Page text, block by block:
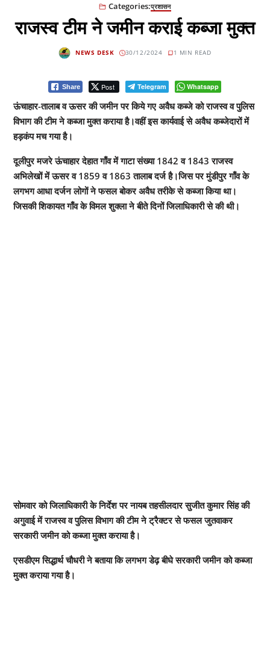
Categories:प्रशासन
राजस्व टीम ने जमीन कराई कब्जा मुक्त
NEWS DESK 30/12/2024 1 MIN READ
Share Post Telegram Whatsapp
ऊंचाहार-तालाब व ऊसर की जमीन पर किये गए अवैध कब्जे को राजस्व व पुलिस
विभाग की टीम ने कब्जा मुक्त कराया है।वहीं इस कार्यवाई से अवैध कब्जेदारों में
हड़कंप मच गया है।
दूलीपुर मजरे ऊंचाहार देहात गाँव में गाटा संख्या 1842 व 1843 राजस्व
अभिलेखों में ऊसर व 1859 व 1863 तालाब दर्ज है।जिस पर मुंडीपुर गाँव के
लगभग आधा दर्जन लोगों ने फसल बोकर अवैध तरीके से कब्जा किया था।
जिसकी शिकायत गाँव के विमल शुक्ला ने बीते दिनों जिलाधिकारी से की थी।
सोमवार को जिलाधिकारी के निर्देश पर नायब तहसीलदार सुजीत कुमार सिंह की
अगुवाई में राजस्व व पुलिस विभाग की टीम ने ट्रैक्टर से फसल जुतवाकर
सरकारी जमीन को कब्जा मुक्त कराया है।
एसडीएम सिद्धार्थ चौधरी ने बताया कि लगभग डेढ़ बीघे सरकारी जमीन को कब्जा
मुक्त कराया गया है।